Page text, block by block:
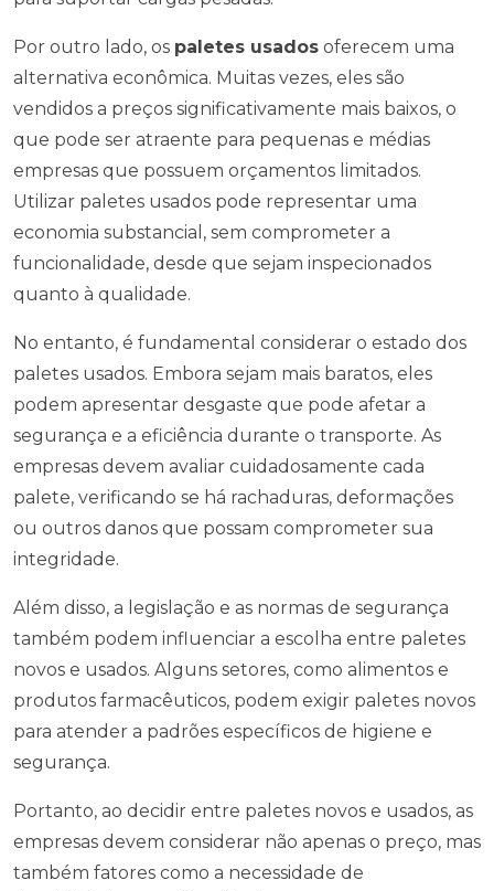
Por outro lado, os paletes usados oferecem uma
alternativa econômica. Muitas vezes, eles são
vendidos a preços significativamente mais baixos, o
que pode ser atraente para pequenas e médias
empresas que possuem orçamentos limitados.
Utilizar paletes usados pode representar uma
economia substancial, sem comprometer a
funcionalidade, desde que sejam inspecionados
quanto à qualidade.
No entanto, é fundamental considerar o estado dos
paletes usados. Embora sejam mais baratos, eles
podem apresentar desgaste que pode afetar a
segurança e a eficiência durante o transporte. As
empresas devem avaliar cuidadosamente cada
palete, verificando se há rachaduras, deformações
ou outros danos que possam comprometer sua
integridade.
Além disso, a legislação e as normas de segurança
também podem influenciar a escolha entre paletes
novos e usados. Alguns setores, como alimentos e
produtos farmacêuticos, podem exigir paletes novos
para atender a padrões específicos de higiene e
segurança.
Portanto, ao decidir entre paletes novos e usados, as
empresas devem considerar não apenas o preço, mas
também fatores como a necessidade de